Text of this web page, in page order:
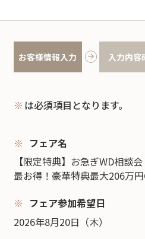
お客様情報入力 入力内容
※ は必須項目となります。
フェア名
【限定特典】お急ぎWD相談
最お得！豪華特典最大206万
フェア参加希望日
2026年8月20日（木）